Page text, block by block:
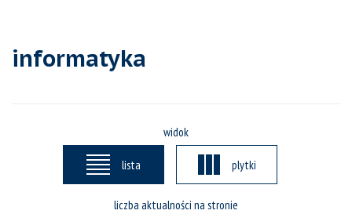
informatyka
widok
lista plytki
liczba aktualności na stronie